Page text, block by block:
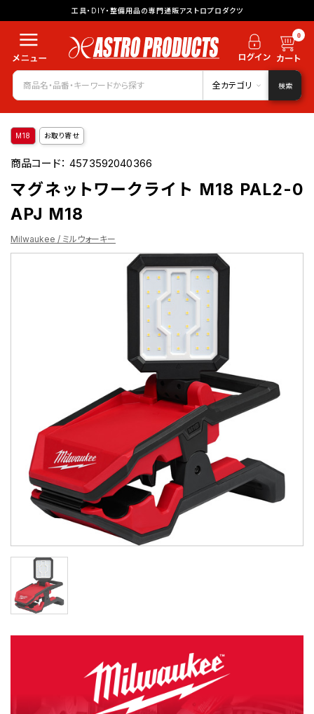
工具・DIY・整備用品の専門通販アストロプロダクツ
0
全カテゴリ 検索
M18 お取り寄せ
商品コード：4573592040366
マグネットワークライト M18 PAL2-0
APJ M18
Milwaukee / ミルウォーキー